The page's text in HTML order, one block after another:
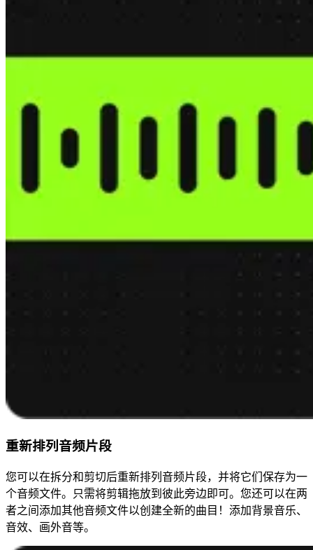
重新排列音频片段
您可以在拆分和剪切后重新排列音频片段，并将它们保存为一
个音频文件。只需将剪辑拖放到彼此旁边即可。您还可以在两
者之间添加其他音频文件以创建全新的曲目！添加背景音乐、
音效、画外音等。